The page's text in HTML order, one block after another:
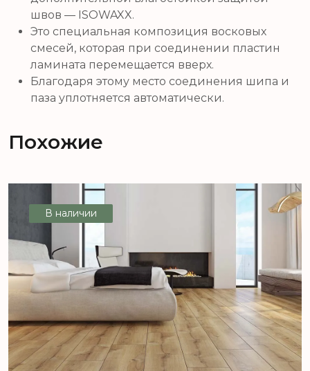
швов — ISOWAXX.
Это специальная композиция восковых
смесей, которая при соединении пластин
ламината перемещается вверх.
Благодаря этому место соединения шипа и
паза уплотняется автоматически.
Похожие
В наличии